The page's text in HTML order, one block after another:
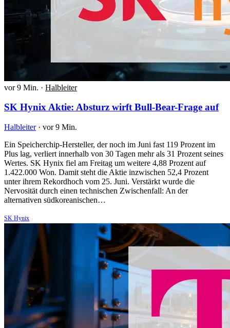
vor 9 Min. · Halbleiter
SK Hynix Aktie: Absturz wirft Bull-Bear-Frage auf
Halbleiter · vor 9 Min.
Ein Speicherchip-Hersteller, der noch im Juni fast 119 Prozent im
Plus lag, verliert innerhalb von 30 Tagen mehr als 31 Prozent seines
Wertes. SK Hynix fiel am Freitag um weitere 4,88 Prozent auf
1.422.000 Won. Damit steht die Aktie inzwischen 52,4 Prozent
unter ihrem Rekordhoch vom 25. Juni. Verstärkt wurde die
Nervosität durch einen technischen Zwischenfall: An der
alternativen südkoreanischen…
SK Hynix